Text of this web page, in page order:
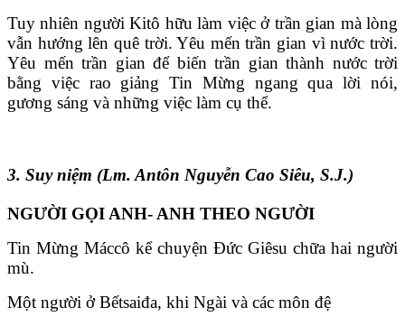
Tuy nhiên người Kitô hữu làm việc ở trần gian mà lòng
vẫn hướng lên quê trời. Yêu mến trần gian vì nước trời.
Yêu mến trần gian để biến trần gian thành nước trời
bằng việc rao giảng Tin Mừng ngang qua lời nói,
gương sáng và những việc làm cụ thể.
3. Suy niệm (Lm. Antôn Nguyễn Cao Siêu, S.J.)
NGƯỜI GỌI ANH- ANH THEO NGƯỜI
Tin Mừng Máccô kể chuyện Đức Giêsu chữa hai người
mù.
Một người ở Bếtsaiđa, khi Ngài và các môn đệ